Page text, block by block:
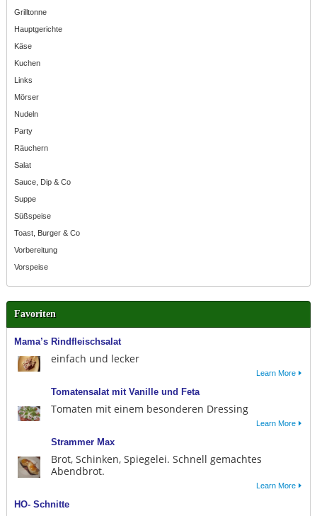
Grilltonne
Hauptgerichte
Käse
Kuchen
Links
Mörser
Nudeln
Party
Räuchern
Salat
Sauce, Dip & Co
Suppe
Süßspeise
Toast, Burger & Co
Vorbereitung
Vorspeise
Favoriten
Mama’s Rindfleischsalat
einfach und lecker
Learn More
Tomatensalat mit Vanille und Feta
Tomaten mit einem besonderen Dressing
Learn More
Strammer Max
Brot, Schinken, Spiegelei. Schnell gemachtes
Abendbrot.
Learn More
HO- Schnitte